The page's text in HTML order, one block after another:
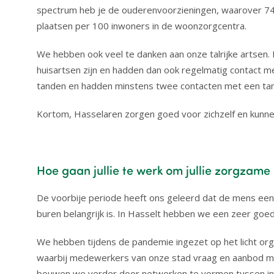
spectrum heb je de ouderenvoorzieningen, waarover
plaatsen per 100 inwoners in de woonzorgcentra.
We hebben ook veel te danken aan onze talrijke
huisartsen zijn en hadden dan ook regelmatig contact
tanden en hadden minstens twee contacten met een
Kortom, Hasselaren zorgen goed voor zichzelf en
Hoe gaan jullie te werk om jullie
De voorbije periode heeft ons geleerd dat de mens
buren belangrijk is. In Hasselt hebben we een zeer
We hebben tijdens de pandemie ingezet op het licht
waarbij medewerkers van onze stad vraag en aanbod